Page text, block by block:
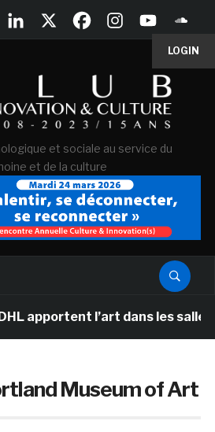
LOGIN
et sociale au service du
et de la culture
l’art dans les salles de
Museum of Art